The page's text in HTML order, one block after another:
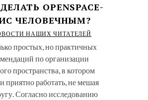
OPENSPACE-
ЧЕЛОВЕЧНЫМ?
НАШИХ ЧИТАТЕЛЕЙ
простых, но практичных
по организации
пространства, в котором
приятно работать, не мешая
Согласно исследованию